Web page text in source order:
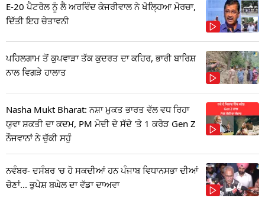
E-20 ਪੈਟਰੋਲ ਨੂੰ ਲੈ ਅਰਵਿੰਦ ਕੇਜਰੀਵਾਲ ਨੇ ਖੋਲ੍ਹਿਆ ਮੋਰਚਾ,
ਦਿੱਤੀ ਇਹ ਚੇਤਾਵਨੀ
ਪਹਿਲਗਾਮ ਤੋਂ ਕੁਪਵਾੜਾ ਤੱਕ ਕੁਦਰਤ ਦਾ ਕਹਿਰ, ਭਾਰੀ ਬਾਰਿਸ਼
ਨਾਲ ਵਿਗੜੇ ਹਾਲਾਤ
Nasha Mukt Bharat: ਨਸ਼ਾ ਮੁਕਤ ਭਾਰਤ ਵੱਲ ਵਧ ਰਿਹਾ
ਯੁਵਾ ਸ਼ਕਤੀ ਦਾ ਕਦਮ, PM ਮੋਦੀ ਦੇ ਸੱਦੇ 'ਤੇ 1 ਕਰੋੜ Gen Z
ਨੌਜਵਾਨਾਂ ਨੇ ਚੁੱਕੀ ਸਹੁੰ
ਨਵੰਬਰ- ਦਸੰਬਰ 'ਚ ਹੋ ਸਕਦੀਆਂ ਹਨ ਪੰਜਾਬ ਵਿਧਾਨਸਭਾ ਦੀਆਂ
ਚੋਣਾਂ... ਭੁਪੇਸ਼ ਬਘੇਲ ਦਾ ਵੱਡਾ ਦਾਅਵਾ